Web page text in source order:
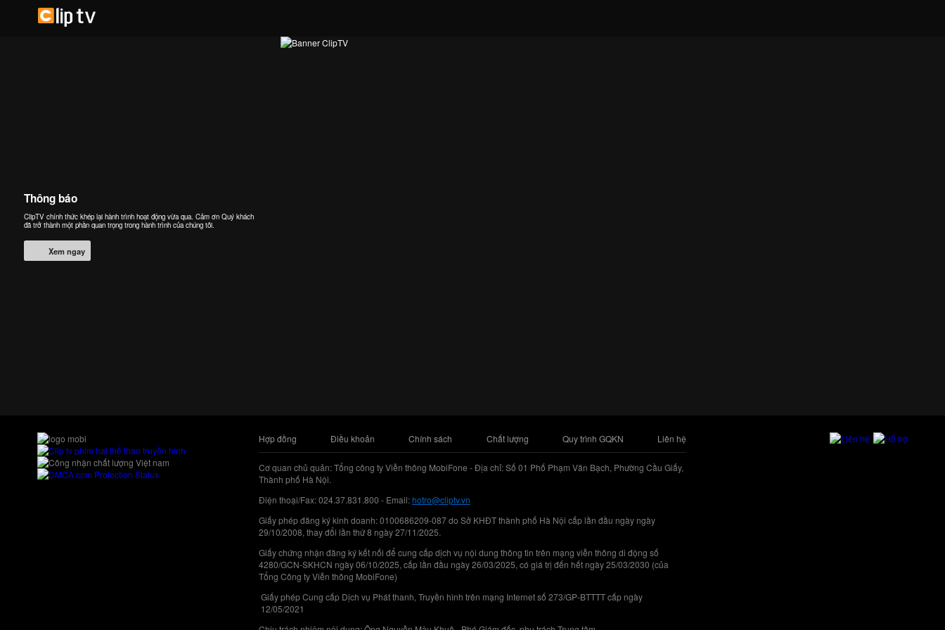
Thông báo
ClipTV chính thức khép lại hành trình hoạt động vừa qua. Cảm ơn Quý khách
đã trở thành một phần quan trọng trong hành trình của chúng tôi.
Xem ngay
Hợp đồng Điều khoản Chính sách Chất lượng Quy trình GQKN Liên hệ
Cơ quan chủ quản: Tổng công ty Viễn thông MobiFone - Địa chỉ: Số 01 Phố Phạm Văn Bạch, Phường Cầu Giấy,
Thành phố Hà Nội.
Điện thoại/Fax: 024.37.831.800 - Email:hotro@cliptv.vn
Giấy phép đăng ký kinh doanh: 0100686209-087 do Sở KHĐT thành phố Hà Nội cấp lần đầu ngày ngày
29/10/2008, thay đổi lần thứ 8 ngày 27/11/2025.
Giấy chứng nhận đăng ký kết nối để cung cấp dịch vụ nội dung thông tin trên mạng viễn thông di động số
4280/GCN-SKHCN ngày 06/10/2025, cấp lần đầu ngày 26/03/2025, có giá trị đến hết ngày 25/03/2030 (của
Tổng Công ty Viễn thông MobiFone)
Giấy phép Cung cấp Dịch vụ Phát thanh, Truyền hình trên mạng Internet số 273/GP-BTTTT cấp ngày
12/05/2021